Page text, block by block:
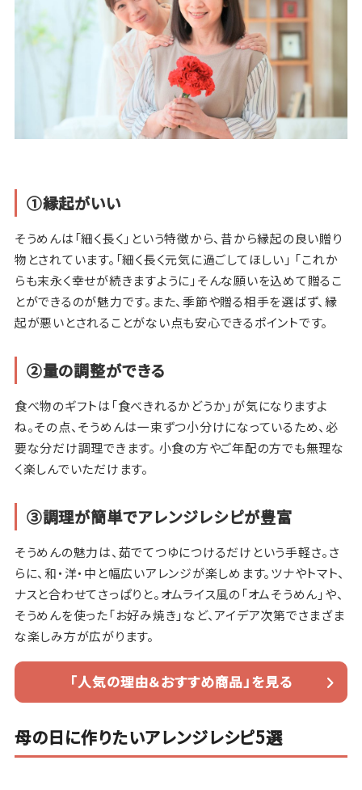
①縁起がいい
そうめんは「細く長く」という特徴から、昔から縁起の良い贈り
物とされています。「細く長く元気に過ごしてほしい」 「これか
らも末永く幸せが続きますように」そんな願いを込めて贈るこ
とができるのが魅力です。また、季節や贈る相手を選ばず、縁
起が悪いとされることがない点も安心できるポイントです。
②量の調整ができる
食べ物のギフトは「食べきれるかどうか」が気になりますよ
ね。その点、そうめんは一束ずつ小分けになっているため、必
要な分だけ調理できます。 小食の方やご年配の方でも無理な
く楽しんでいただけます。
③調理が簡単でアレンジレシピが豊富
そうめんの魅力は、茹でてつゆにつけるだけという手軽さ。さ
らに、和・洋・中と幅広いアレンジが楽しめます。ツナやトマト、
ナスと合わせてさっぱりと。オムライス風の「オムそうめん」や、
そうめんを使った「お好み焼き」など、アイデア次第でさまざま
な楽しみ方が広がります。
「人気の理由＆おすすめ商品」を見る
母の日に作りたいアレンジレシピ5選